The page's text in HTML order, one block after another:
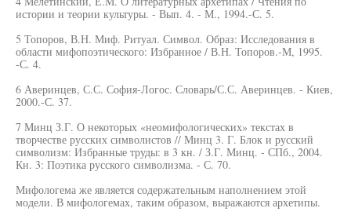
истории и теории культуры. - Вып. 4. - М., 1994.-С. 5.
5 Топоров, В.Н. Миф. Ритуал. Символ. Образ: Исследования в
области мифопоэтического: Избранное / В.Н. Топоров.-М, 1995.
-С. 4.
6 Аверинцев, С.С. София-Логос. Словарь/С.С. Аверинцев. - Киев,
2000.-С. 37.
7 Минц З.Г. О некоторых «неомифологических» текстах в
творчестве русских символистов // Минц 3. Г. Блок и русский
символизм: Избранные труды: в 3 кн. / З.Г. Минц. - СПб., 2004.
Кн. 3: Поэтика русского символизма. - С. 70.
Мифологема же является содержательным наполнением этой
модели. В мифологемах, таким образом, выражаются архетипы.